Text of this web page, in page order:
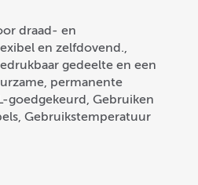
draad- en
en zelfdovend.,
gedeelte en een
permanente
goedgekeurd, Gebruiken
Gebruikstemperatuur